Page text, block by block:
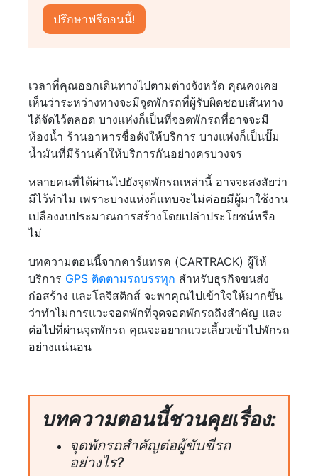
เวลาที่คุณออกเดินทางไปตามต่างจังหวัด คุณคงเคย
เห็นว่าระหว่างทางจะมีจุดพักรถที่ผู้รับผิดชอบเส้นทาง
ได้จัดไว้ตลอด บางแห่งก็เป็นที่จอดพักรถที่อาจจะมี
ห้องน้ำ ร้านอาหารชื่อดังให้บริการ บางแห่งก็เป็นปั๊ม
น้ำมันที่มีร้านค้าให้บริการกันอย่างครบวงจร
หลายคนที่ได้ผ่านไปยังจุดพักรถเหล่านี้ อาจจะสงสัยว่า
มีไว้ทำไม เพราะบางแห่งก็แทบจะไม่ค่อยมีผู้มาใช้งาน
เปลืองงบประมาณการสร้างโดยเปล่าประโยชน์หรือ
ไม่
บทความตอนนี้จากคาร์แทรค (CARTRACK) ผู้ให้
บริการ GPS ติดตามรถบรรทุก สำหรับธุรกิจขนส่ง
ก่อสร้าง และโลจิสติกส์ จะพาคุณไปเข้าใจให้มากขึ้น
ว่าทำไมการแวะจอดพักที่จุดจอดพักรถถึงสำคัญ และ
ต่อไปที่ผ่านจุดพักรถ คุณจะอยากแวะเลี้ยวเข้าไปพักรถ
อย่างแน่นอน
บทความตอนนี้ชวนคุยเรื่อง:
จุดพักรถสำคัญต่อผู้ขับขี่รถ
อย่างไร?